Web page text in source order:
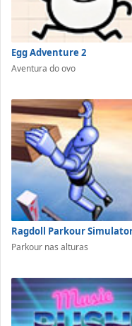
Egg Adventure 2
Aventura do ovo
Ragdoll Parkour
Parkour nas alturas